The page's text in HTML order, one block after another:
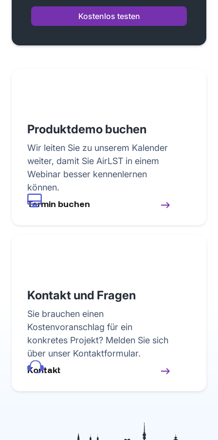
Kostenlos testen
Produktdemo buchen
Wir leiten Sie zu unserem Kalender
weiter, damit Sie AirLST in einem
Webinar besser kennenlernen
können.
Termin buchen
Kontakt und Fragen
Sie brauchen einen
Kostenvoranschlag für ein
konkretes Projekt? Melden Sie sich
über unser Kontaktformular.
Kontakt